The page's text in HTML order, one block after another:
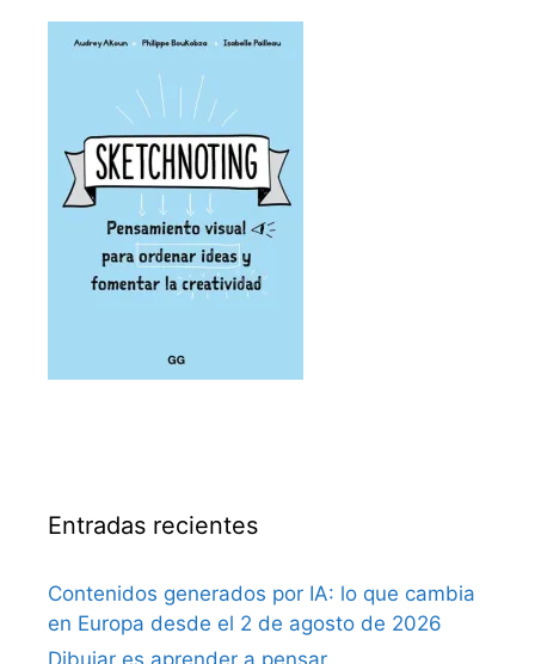
Entradas recientes
Contenidos generados por IA: lo que cambia
en Europa desde el 2 de agosto de 2026
Dibujar es aprender a pensar